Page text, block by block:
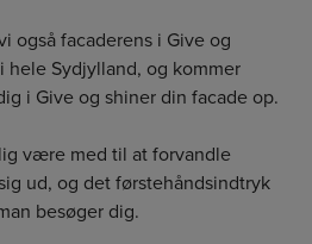
også facaderens i Give og
Sydjylland, og kommer
i Give og shiner din facade op.
være med til at forvandle
ud, og det førstehåndsindtryk
besøger dig.